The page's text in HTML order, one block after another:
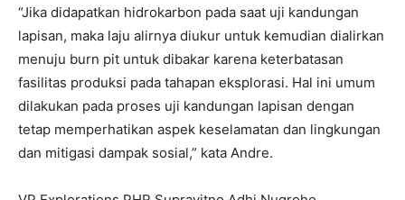
“Jika didapatkan hidrokarbon pada saat uji kandungan
lapisan, maka laju alirnya diukur untuk kemudian dialirkan
menuju burn pit untuk dibakar karena keterbatasan
fasilitas produksi pada tahapan eksplorasi. Hal ini umum
dilakukan pada proses uji kandungan lapisan dengan
tetap memperhatikan aspek keselamatan dan lingkungan
dan mitigasi dampak sosial,” kata Andre.